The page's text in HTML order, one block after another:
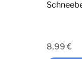
8,99 €